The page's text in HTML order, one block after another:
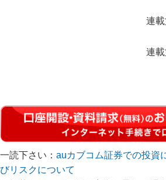
連
連
一読下さい： auカブコム証券での投資
びリスクについて